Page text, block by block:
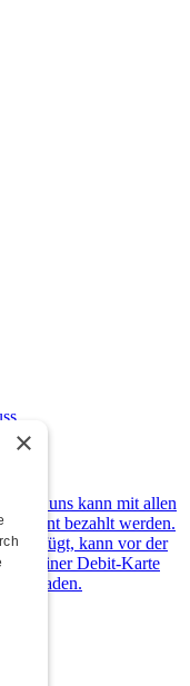
Bei uns kann mit allen
Twint bezahlt werden.
verfügt, kann vor der
einer Debit-Karte
laden.
×